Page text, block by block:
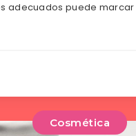
adecuados puede
Cosmética